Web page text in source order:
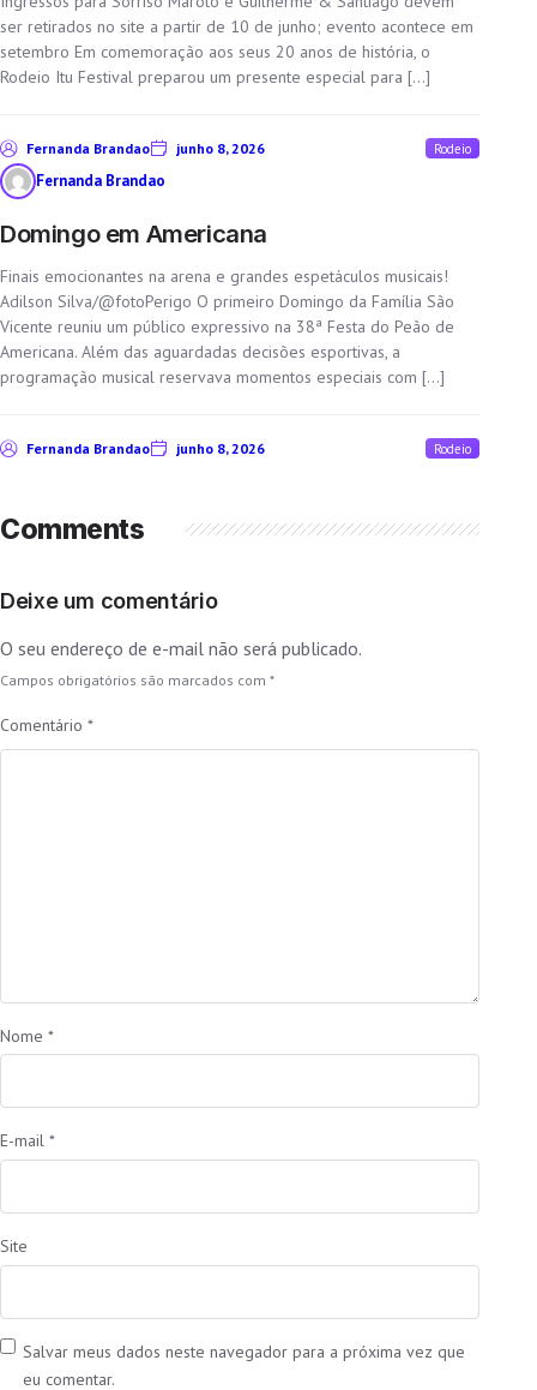
ser retirados no site a partir de 10 de junho; evento acontece em
setembro Em comemoração aos seus 20 anos de história, o
Rodeio Itu Festival preparou um presente especial para […]
Fernanda Brandao junho 8, 2026 Rodeio
Fernanda Brandao
Domingo em Americana
Finais emocionantes na arena e grandes espetáculos musicais!
Adilson Silva/@fotoPerigo O primeiro Domingo da Família São
Vicente reuniu um público expressivo na 38ª Festa do Peão de
Americana. Além das aguardadas decisões esportivas, a
programação musical reservava momentos especiais com […]
Fernanda Brandao junho 8, 2026 Rodeio
Comments
Deixe um comentário
O seu endereço de e-mail não será publicado.
Campos obrigatórios são marcados com *
Comentário *
Nome *
E-mail *
Site
Salvar meus dados neste navegador para a próxima vez que
eu comentar.